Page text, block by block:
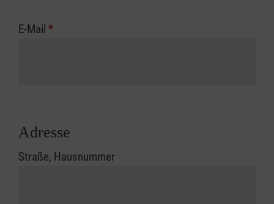
E-Mail *
Adresse
Straße, Hausnummer